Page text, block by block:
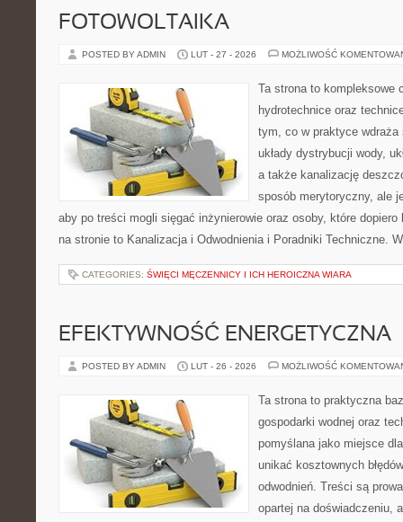
FOTOWOLTAIKA
POSTED BY ADMIN LUT - 27 - 2026 MOŻLIWOŚĆ
Ta strona to kompleksowe
hydrotechnice oraz
tym, co w praktyce
układy dystrybucji wody,
a także kanalizację
sposób merytoryczny, ale
aby po treści mogli sięgać inżynierowie oraz osoby, które dopiero
na stronie to Kanalizacja i Odwodnienia i Poradniki Techniczne.
CATEGORIES: ŚWIĘCI MĘCZENNICY I ICH HEROICZNA WIARA
EFEKTYWNOŚĆ ENERGETYCZNA
POSTED BY ADMIN LUT - 26 - 2026 MOŻLIWOŚĆ
Ta strona to praktyczna
gospodarki wodnej oraz
pomyślana jako miejsce
unikać kosztownych
odwodnień. Treści są
opartej na doświadczeniu,